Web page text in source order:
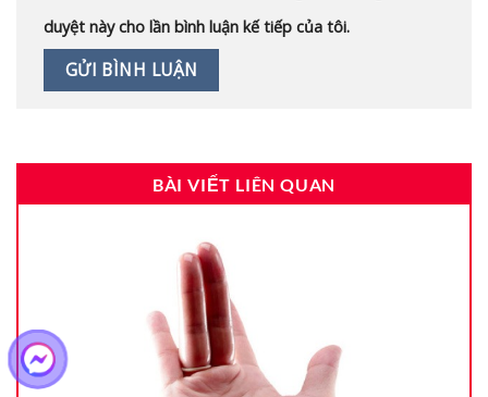
duyệt này cho lần bình luận kế tiếp của tôi.
BÀI VIẾT LIÊN QUAN